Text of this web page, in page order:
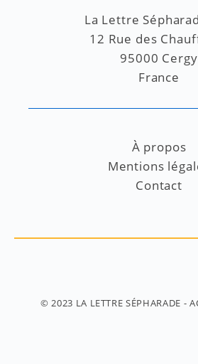
La Lettre
12 Rue des
95000 Cergy
France
À propos
Mentions
Contact
© 2023 LA LETTRE SÉPHARADE -